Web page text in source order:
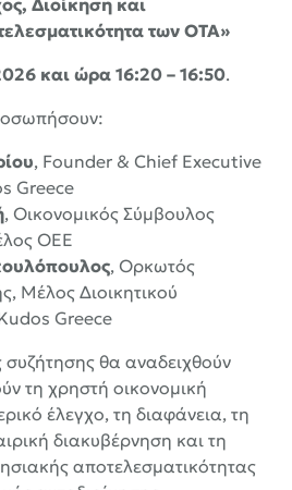
των ΟΤΑ»
και ώρα 16:20 – 16:50.
, Founder & Chief Executive
Greece
, Οικονομικός Σύμβουλος
ΟΕΕ
, Ορκωτός
Μέλος Διοικητικού
Greece
συζήτησης θα αναδειχθούν
τη χρηστή οικονομική
έλεγχο, τη διαφάνεια, τη
διακυβέρνηση και τη
αποτελεσματικότητας